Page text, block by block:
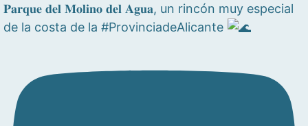
𝐏𝐚𝐫𝐪𝐮𝐞 𝐝𝐞𝐥 𝐌𝐨𝐥𝐢𝐧𝐨 𝐝𝐞𝐥 𝐀𝐠𝐮𝐚, un rincón muy especial
de la costa de la #ProvinciadeAlicante